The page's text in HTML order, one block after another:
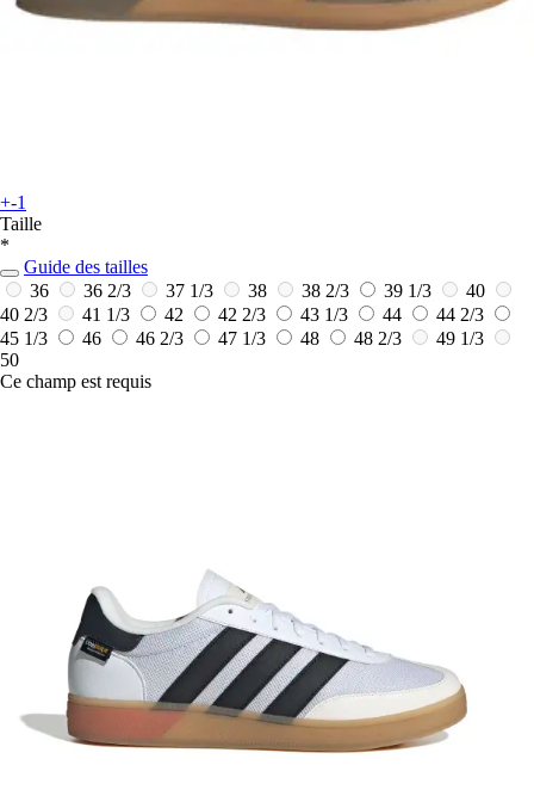
+-1
Taille
*
Guide des tailles
36
36 2/3 37 1/3 38 38 2/3 39 1/3
40
40 2/3
41 1/3 42 42 2/3 43 1/3 44
44 2/3
45 1/3
46 46 2/3 47 1/3 48 48 2/3
49 1/3
50
Ce champ est requis